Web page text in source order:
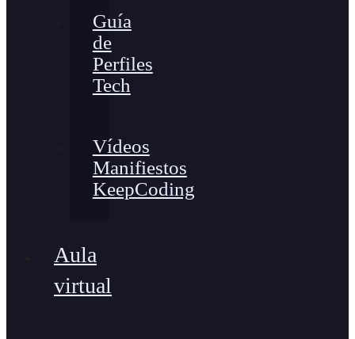
Guía
de
Perfiles
Tech
Vídeos
Manifiestos
KeepCoding
Aula
virtual